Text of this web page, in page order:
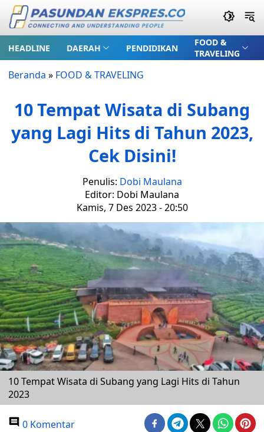
HEADLINE DAERAH PENDIDIKAN
FOOD &
TRAVELING
Beranda » FOOD & TRAVELING
10 Tempat Wisata di Subang
yang Lagi Hits di Tahun 2023,
Cek Disini!
Penulis: Dobi Maulana
Editor: Dobi Maulana
Kamis, 7 Des 2023 - 20:50
10 Tempat Wisata di Subang yang Lagi Hits di Tahun
2023
0 Komentar